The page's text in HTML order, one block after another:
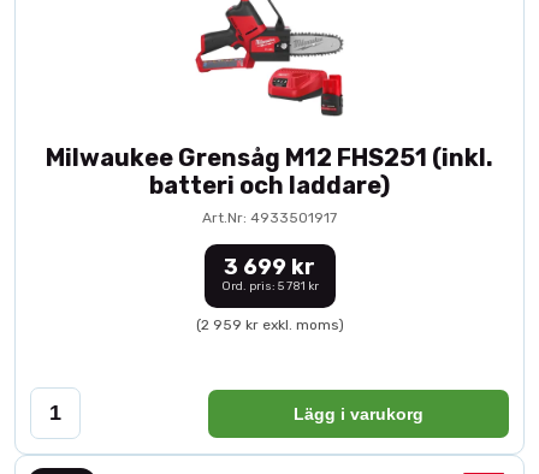
Milwaukee Grensåg M12 FHS251 (inkl.
batteri och laddare)
Art.Nr: 4933501917
3 699 kr
Ord. pris: 5 781 kr
(2 959 kr exkl. moms)
Lägg i varukorg